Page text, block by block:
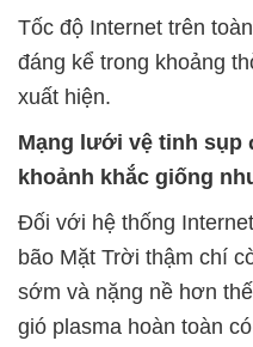
Tốc độ Internet trên
đáng kể trong khoảng
xuất hiện.
Mạng lưới vệ tinh sụp
khoảnh khắc giống
Đối với hệ thống
bão Mặt Trời thậm chí
sớm và nặng nề hơn
gió plasma hoàn toàn